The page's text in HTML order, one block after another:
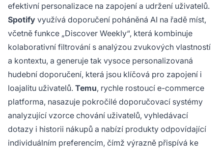
efektivní personalizace na zapojení a udržení uživatelů.
Spotify využívá doporučení poháněná AI na řadě míst,
včetně funkce „Discover Weekly“, která kombinuje
kolaborativní filtrování s analýzou zvukových vlastností
a kontextu, a generuje tak vysoce personalizovaná
hudební doporučení, která jsou klíčová pro zapojení i
loajalitu uživatelů. Temu, rychle rostoucí e-commerce
platforma, nasazuje pokročilé doporučovací systémy
analyzující vzorce chování uživatelů, vyhledávací
dotazy i historii nákupů a nabízí produkty odpovídající
individuálním preferencím, čímž výrazně přispívá ke